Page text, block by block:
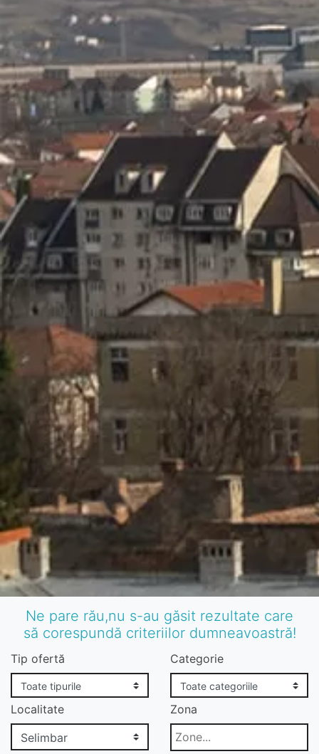
Ne pare rău,nu s-au găsit rezultate care
să corespundă criteriilor dumneavoastră!
Tip ofertă Categorie
Localitate Zona